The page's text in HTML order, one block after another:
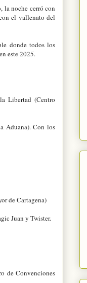
la noche cerró con
el vallenato del
donde todos los
este 2025.
Libertad (Centro
Aduana). Con los
de Cartagena)
Juan y Twister.
de Convenciones